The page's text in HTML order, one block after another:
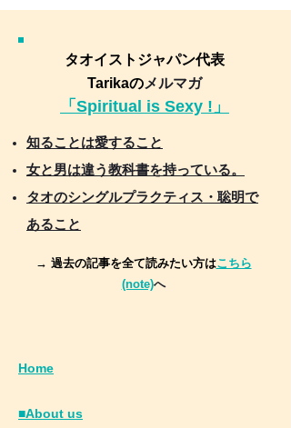
タオイストジャパン代表
Tarikaのメルマガ
「Spiritual is Sexy !」
知ることは愛すること
女と男は違う教科書を持っている。
タオのシングルプラクティス・聡明で
あること
→ 過去の記事を全て読みたい方はこちら
(note)へ
Home
■About us